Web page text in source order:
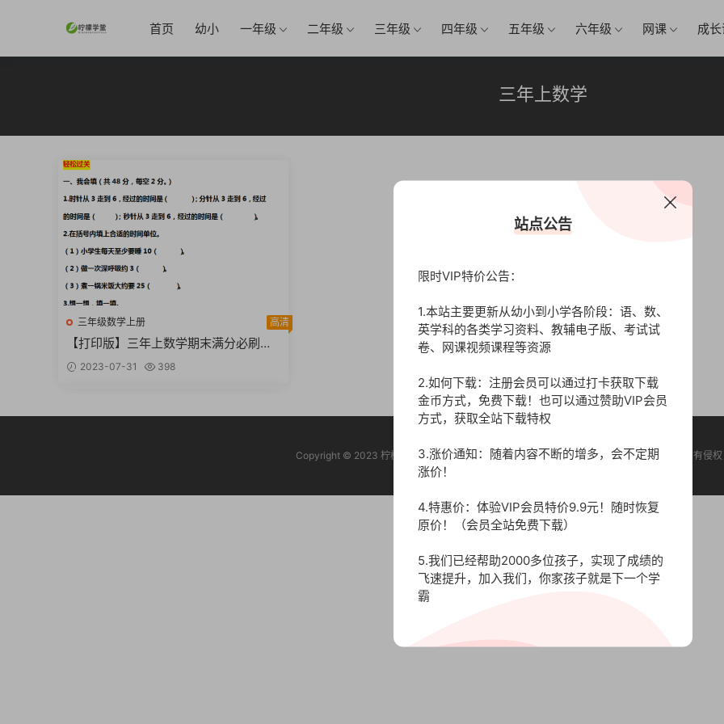
首页 幼小 一年级 二年级 三年级 四年级 五年级 六年级 网课 成
三年上数学
三年级数学上册 高清
【打印版】三年上数学期末满分必刷题2
0套【100页DOC文档】
2023-07-31 398
Copyright © 2023 柠檬学堂 版权声明：本站所有资源均收集于网络，版权归原作者所有，如有侵权
站点公告
限时VIP特价公告：
1.本站主要更新从幼小到小学各阶段：语、数、
英学科的各类学习资料、教辅电子版、考试试
卷、网课视频课程等资源
2.如何下载：注册会员可以通过打卡获取下载
金币方式，免费下载！也可以通过赞助VIP会员
方式，获取全站下载特权
3.涨价通知：随着内容不断的增多，会不定期
涨价！
4.特惠价：体验VIP会员特价9.9元！随时恢复
原价！（会员全站免费下载）
5.我们已经帮助2000多位孩子，实现了成绩的
飞速提升，加入我们，你家孩子就是下一个学
霸